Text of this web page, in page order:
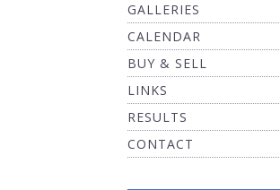
GALLERIES
CALENDAR
BUY & SELL
LINKS
RESULTS
CONTACT